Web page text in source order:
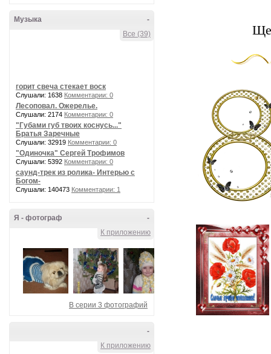
-
Музыка
Все (39)
горит свеча стекает воск
Слушали: 1638 Комментарии: 0
Лесоповал. Ожерелье.
Слушали: 2174 Комментарии: 0
"Губами губ твоих коснусь..."
Братья Заречные
Слушали: 32919 Комментарии: 0
"Одиночка" Сергей Трофимов
Слушали: 5392 Комментарии: 0
саунд-трек из ролика- Интерью с
Богом-
Слушали: 140473 Комментарии: 1
-
Я - фотограф
К приложению
В серии 3 фотографий
-
К приложению